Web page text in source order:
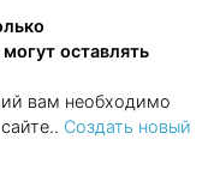
оставлять
вам необходимо
Создать новый